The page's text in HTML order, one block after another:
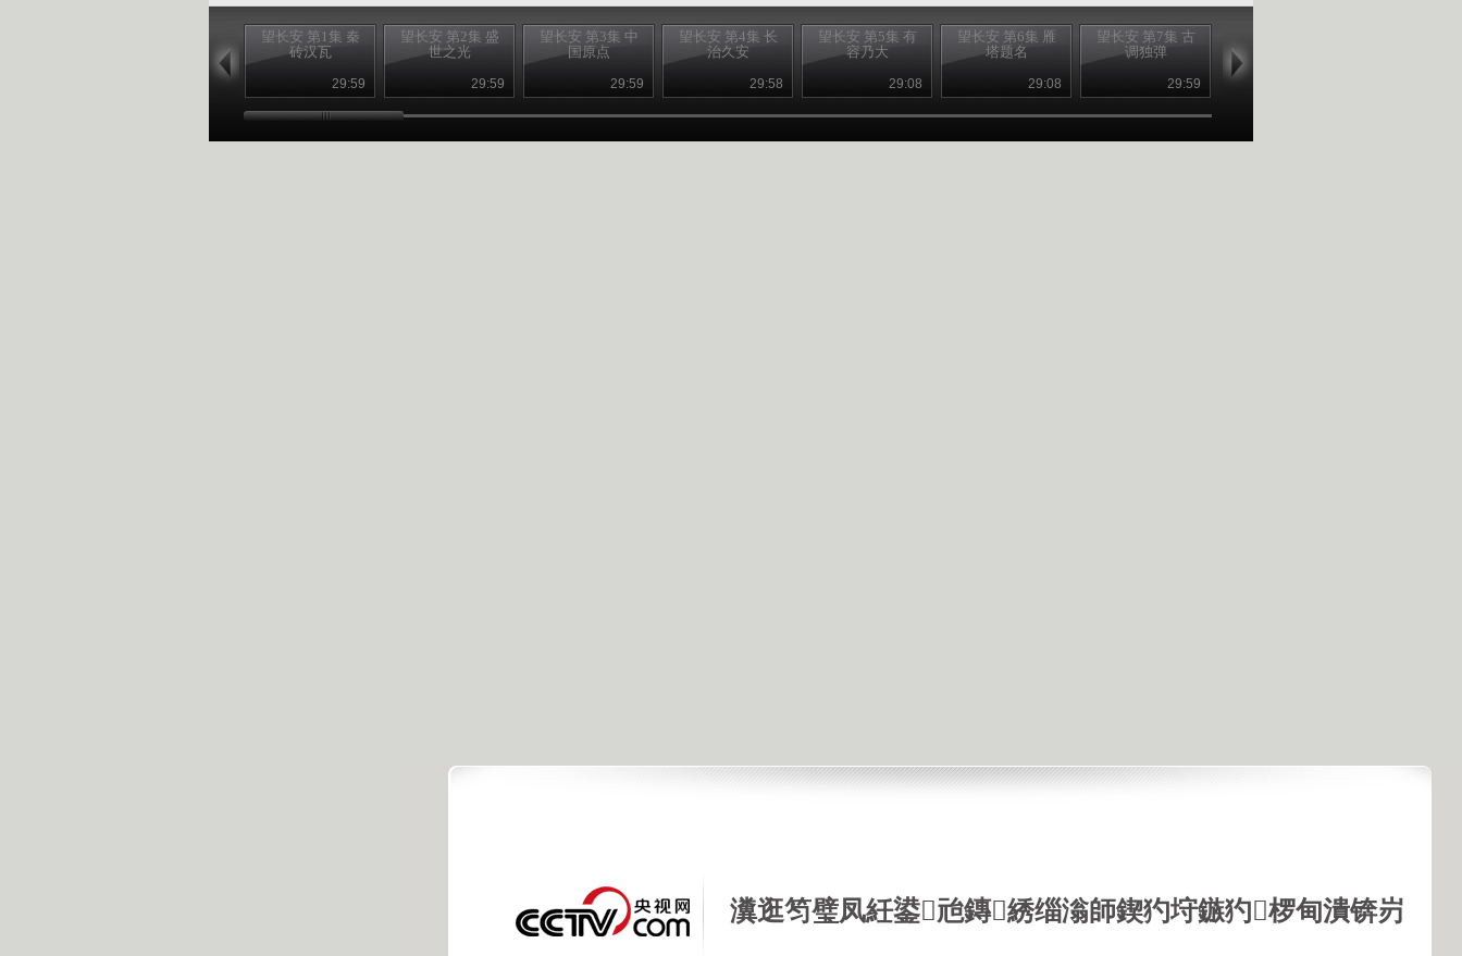
瀵逛笉璧凤紝鍙兘鏄綉缁滃師鍥犳垨鏃犳椤甸潰锛岃
望长安 第1集 秦
砖汉瓦
29:59
望长安 第2集 盛
世之光
29:59
望长安 第3集 中
国原点
29:59
望长安 第4集 长
治久安
29:58
望长安 第5集 有
容乃大
29:08
望长安 第6集 雁
塔题名
29:08
望长安 第7集 古
调独弹
29:59